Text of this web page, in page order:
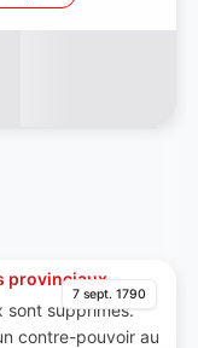
7 sept. 1790
provinciaux
sont supprimés.
contre-pouvoir au